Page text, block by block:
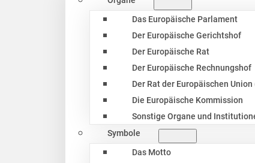
Das Europäische Parlament
Der Europäische Gerichtshof
Der Europäische Rat
Der Europäische Rechnungshof
Der Rat der Europäischen
Die Europäische Kommission
Sonstige Organe und
Symbole
Das Motto